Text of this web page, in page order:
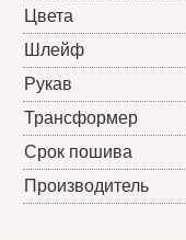
Цвета
Шлейф
Рукав
Трансформер
Срок пошива
Производитель